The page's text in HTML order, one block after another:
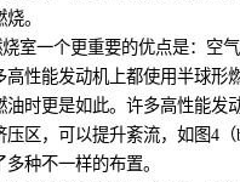
。
一个更重要的优点是：空
高性能发动机上都使用半球形
油时更是如此。许多高性能发
压区，可以提升紊流，如图4
种不一样的布置。